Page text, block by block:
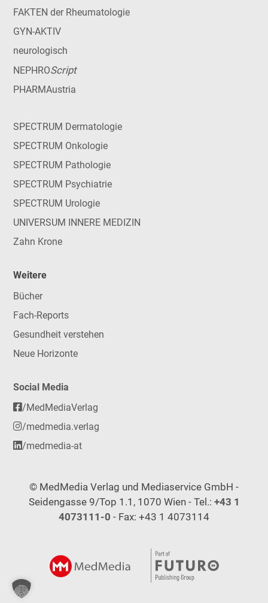
FAKTEN der Rheumatologie
GYN-AKTIV
neurologisch
NEPHROScript
PHARMAustria
SPECTRUM Dermatologie
SPECTRUM Onkologie
SPECTRUM Pathologie
SPECTRUM Psychiatrie
SPECTRUM Urologie
UNIVERSUM INNERE MEDIZIN
Zahn Krone
Weitere
Bücher
Fach-Reports
Gesundheit verstehen
Neue Horizonte
Social Media
/MedMediaVerlag
/medmedia.verlag
/medmedia-at
© MedMedia Verlag und Mediaservice GmbH -
Seidengasse 9/Top 1.1, 1070 Wien - Tel.: +43 1
4073111-0 - Fax: +43 1 4073114